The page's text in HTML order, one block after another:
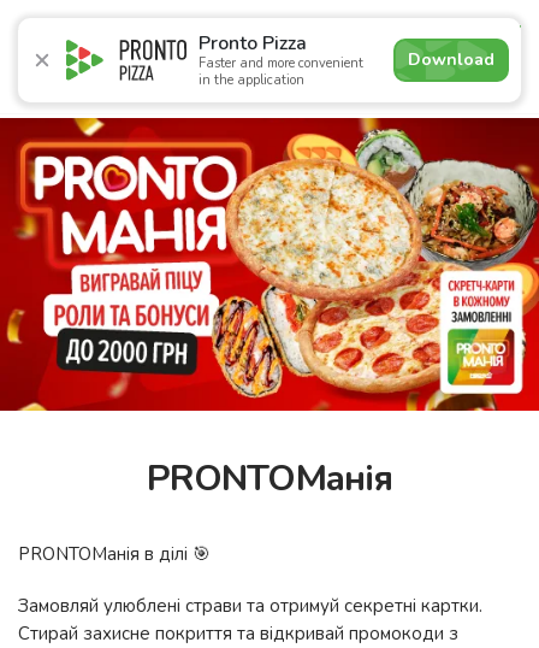
Pronto Pizza
Faster and more convenient
in the application
Download
4.9
Promotions Pizza Sushi Sushi-sets Combo
PRONTOМанія
PRONTOМанія в ділі 🎯
Замовляй улюблені страви та отримуй секретні картки.
Стирай захисне покриття та відкривай промокоди з